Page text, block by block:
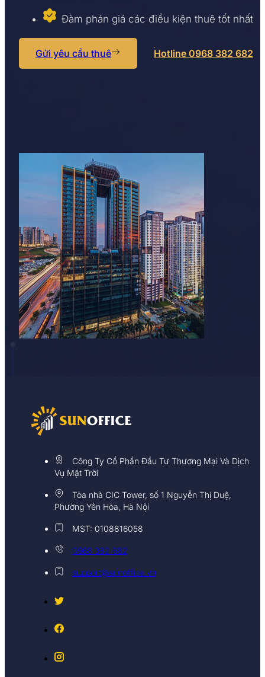
Đàm phán giá các điều kiện thuê tốt nhất
Gửi yêu cầu thuê Hotline 0968 382 682
Công Ty Cổ Phần Đầu Tư Thương Mại Và Dịch
Vụ Mặt Trời
Tòa nhà CIC Tower, số 1 Nguyễn Thị Duệ,
Phường Yên Hòa, Hà Nội
MST: 0108816058
0968 382 682
support@sunoffice.vn